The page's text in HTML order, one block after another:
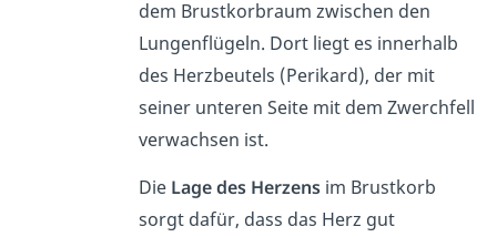
dem Brustkorbraum zwischen den
Lungenflügeln. Dort liegt es innerhalb
des Herzbeutels (Perikard), der mit
seiner unteren Seite mit dem Zwerchfell
verwachsen ist.
Die Lage des Herzens im Brustkorb
sorgt dafür, dass das Herz gut